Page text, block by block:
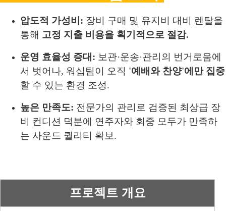
압도적 가성비: 장비 구매 및 유지비 대비 렌탈을
통해 고정 지출 비용을 획기적으로 절감.
운영 효율성 증대: 보관·운송·관리의 번거로움에
서 벗어나, 워십팀이 오직 '예배와 찬양'에만 집중
할 수 있는 환경 조성.
높은 만족도: 전문가의 관리로 검증된 최상급 장
비 컨디션 덕분에 연주자와 회중 모두가 만족하
는 사운드 퀄리티 확보.
프로젝트 개요